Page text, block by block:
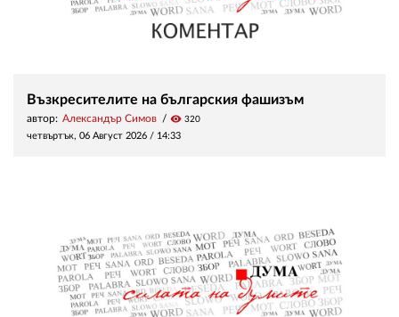
Възкресителите на българския фашизъм
автор: Александър Симов visibility 320
четвъртък, 06 Август 2026 / 14:33